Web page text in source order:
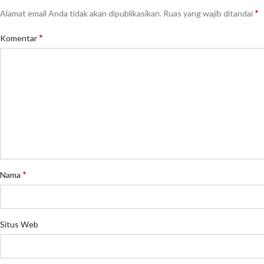
Alamat email Anda tidak akan dipublikasikan. Ruas yang wajib ditandai*
Komentar*
Nama *
Situs Web